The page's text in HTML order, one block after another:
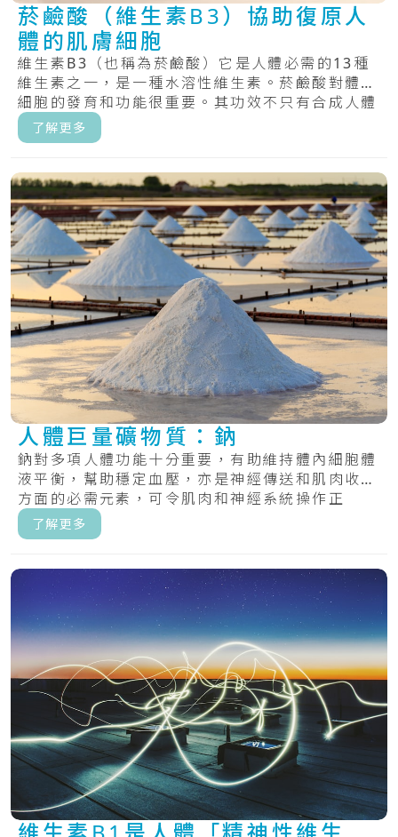
菸鹼酸（維生素B3）協助復原人
體的肌膚細胞
維生素B3（也稱為菸鹼酸）它是人體必需的13種
維生素之一，是一種水溶性維生素。菸鹼酸對體內
細胞的發育和功能很重要。其功效不只有合成人體
D.....
了解更多
人體巨量礦物質：鈉
鈉對多項人體功能十分重要，有助維持體內細胞體
液平衡，幫助穩定血壓，亦是神經傳送和肌肉收縮
方面的必需元素，可令肌肉和神經系統操作正
常。.....
了解更多